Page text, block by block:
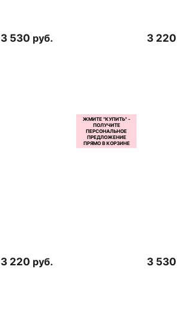
3 530 руб. 3 220
3 220 руб. 3 530